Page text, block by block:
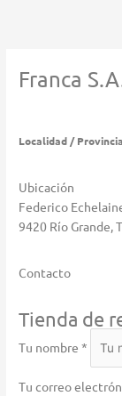
Franca
Localidad /
Ubicación
Federico
9420 Río Grande,
Contacto
Tienda de
Tu nombre *
Tu correo